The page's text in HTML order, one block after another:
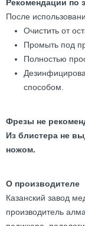
Рекомендации по
После
Очистить от
Промыть под
Полностью
способом.
Фрезы не
Из блистера не
ножом.
О производителе
Казанский завод
производитель